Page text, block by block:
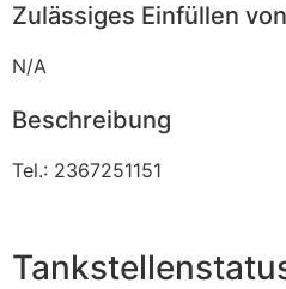
Zulässiges Einfüllen
N/A
Beschreibung
Tel.: 2367251151